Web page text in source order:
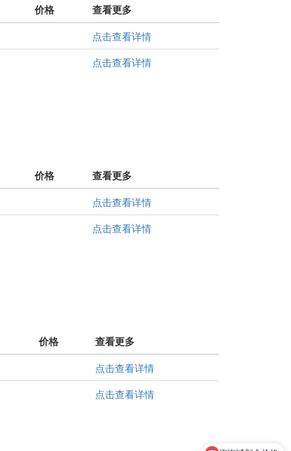
价格
查看更多
点击查看详情
点击查看详情
价格
查看更多
点击查看详情
点击查看详情
价格
查看更多
点击查看详情
点击查看详情